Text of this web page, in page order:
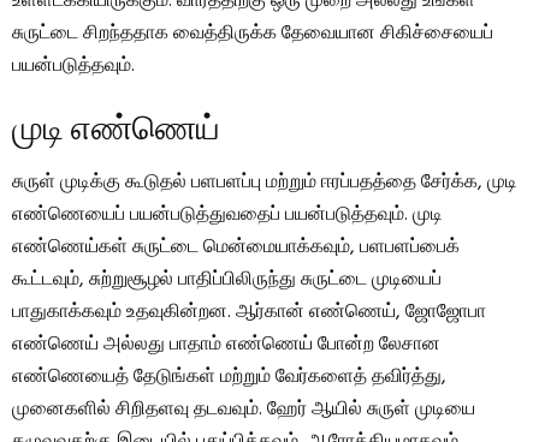
சுருட்டை சிறந்ததாக வைத்திருக்க தேவையான சிகிச்சையைப்
பயன்படுத்தவும்.
முடி எண்ணெய்
சுருள் முடிக்கு கூடுதல் பளபளப்பு மற்றும் ஈரப்பதத்தை சேர்க்க, முடி
எண்ணெயைப் பயன்படுத்துவதைப் பயன்படுத்தவும். முடி
எண்ணெய்கள் சுருட்டை மென்மையாக்கவும், பளபளப்பைக்
கூட்டவும், சுற்றுசூழல் பாதிப்பிலிருந்து சுருட்டை முடியைப்
பாதுகாக்கவும் உதவுகின்றன. ஆர்கான் எண்ணெய், ஜோஜோபா
எண்ணெய் அல்லது பாதாம் எண்ணெய் போன்ற லேசான
எண்ணெயைத் தேடுங்கள் மற்றும் வேர்களைத் தவிர்த்து,
முனைகளில் சிறிதளவு தடவவும். ஹேர் ஆயில் சுருள் முடியை